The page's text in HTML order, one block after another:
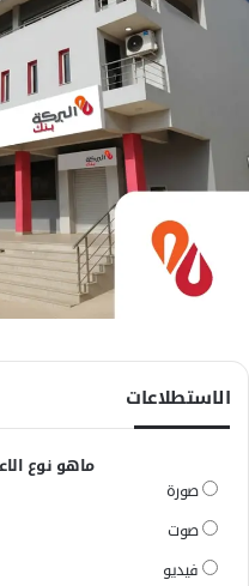
الاستطلاعات
ماهو نوع
صورة
صوت
فيديو